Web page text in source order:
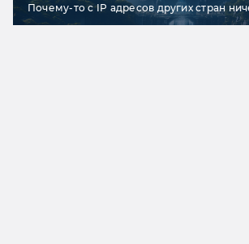
Почему-то с IP адресов других стран